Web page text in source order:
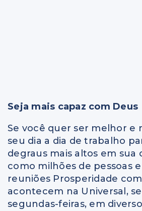
Seja mais capaz com Deus
Se você quer ser melhor e
seu dia a dia de trabalho
degraus mais altos em sua
como milhões de pessoas
reuniões Prosperidade
acontecem na Universal,
segundas-feiras, em